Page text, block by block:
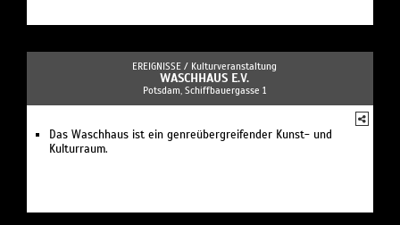
EREIGNISSE / Kulturveranstaltung
WASCHHAUS E.V.
Potsdam, Schiffbauergasse 1
Das Waschhaus ist ein genreübergreifender Kunst- und
Kulturraum.